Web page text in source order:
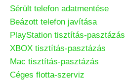
Sérült telefon adatmentése
Beázott telefon javítása
PlayStation tisztítás-pasztázás
XBOX tisztítás-pasztázás
Mac tisztítás-pasztázás
Céges flotta-szerviz